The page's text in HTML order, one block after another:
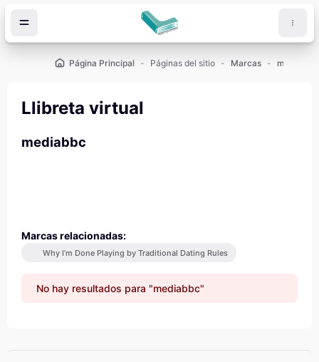
Página Principal Páginas del sitio Marcas mediabbc
Llibreta virtual
mediabbc
Marcas relacionadas:
Why I’m Done Playing by Traditional Dating Rules
No hay resultados para "mediabbc"